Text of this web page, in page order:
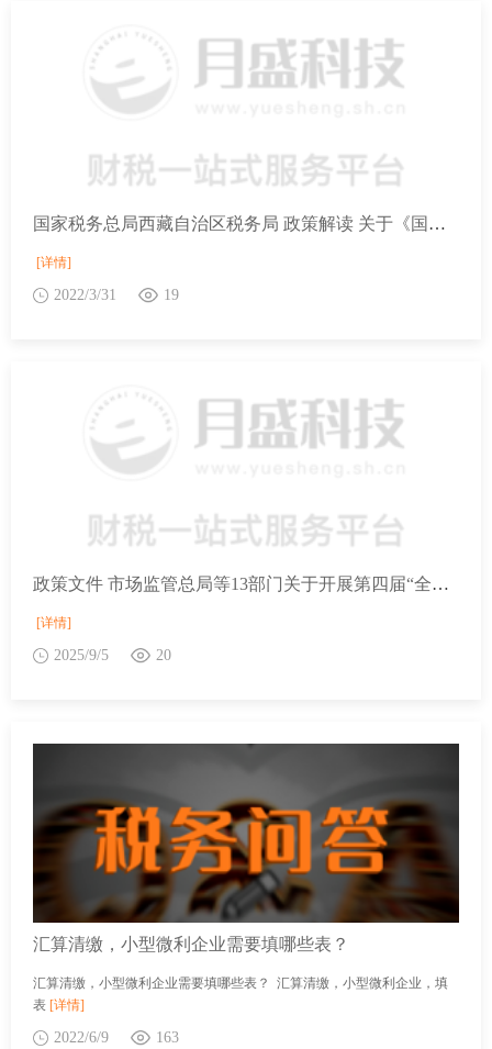
国家税务总局西藏自治区税务局 政策解读 关于《国家税务总局关于进一步加大增值税期末留抵退税政策实施力度有关征管事项的公告》的解读
[详情]
2022/3/31 19
政策文件 市场监管总局等13部门关于开展第四届“全国个体工商户服务月”活动的通知
[详情]
2025/9/5 20
汇算清缴，小型微利企业需要填哪些表？
汇算清缴，小型微利企业需要填哪些表？ 汇算清缴，小型微利企业，填
表 [详情]
2022/6/9 163